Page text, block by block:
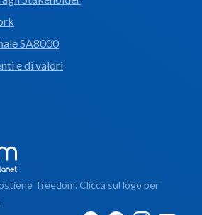
SA8000
e di valori
Treedom. Clicca sul logo per